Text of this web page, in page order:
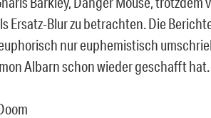
Ersatz-Blur zu betrachten. Die
nur euphemistisch
Albarn schon wieder geschafft hat.